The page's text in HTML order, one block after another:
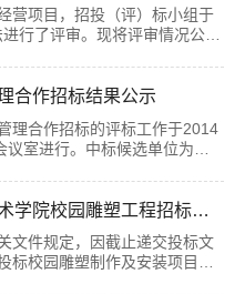
营项目，招投（评）标小组于
行了评审。现将评审情况公示
合作招标结果公示
理合作招标的评标工作于2014
室进行。中标候选单位为上
师联系，...
上海民航职业技术学院校园雕塑工程招标补充公告
文件规定，因截止递交投标文
标校园雕塑制作及安装项目工